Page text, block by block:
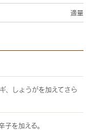
適量
、しょうがを加えてさら
を加える。